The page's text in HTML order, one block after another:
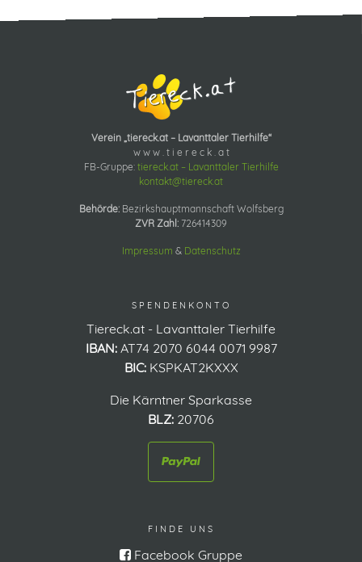
Verein „tiereck.at – Lavanttaler Tierhilfe“
w w w . t i e r e c k . a t
FB-Gruppe: tiereck.at – Lavanttaler Tierhilfe
kontakt@tiereck.at
Behörde:Bezirkshauptmannschaft Wolfsberg
ZVR Zahl: 726414309
Impressum & Datenschutz
SPENDENKONTO
Tiereck.at - Lavanttaler Tierhilfe
IBAN:AT74 2070 6044 0071 9987
BIC:KSPKAT2KXXX
Die Kärntner Sparkasse
BLZ: 20706
FINDE UNS
Facebook Gruppe